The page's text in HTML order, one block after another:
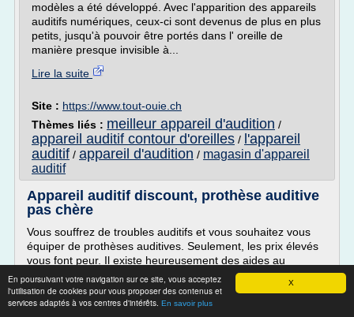
X
En poursuivant votre navigation sur ce site, vous acceptez
l'utilisation de cookies pour vous proposer des contenus et
services adaptés à vos centres d'intérêts. En savoir plus
modèles a été développé. Avec l'apparition des appareils
auditifs numériques, ceux-ci sont devenus de plus en plus
petits, jusqu'à pouvoir être portés dans l' oreille de
manière presque invisible à...
Lire la suite
Site : https://www.tout-ouie.ch
Thèmes liés : meilleur appareil d'audition /
appareil auditif contour d'oreilles / l'appareil
auditif / appareil d'audition / magasin d'appareil
auditif
Appareil auditif discount, prothèse auditive
pas chère
Vous souffrez de troubles auditifs et vous souhaitez vous
équiper de prothèses auditives. Seulement, les prix élevés
vous font peur. Il existe heureusement des aides au
financement pour les appareils auditifs. Donc pas
d'inquiétude avec Audition Assas, nos prix sont 30% moins
chers que la concurrence sur tous les appareils auditifs.